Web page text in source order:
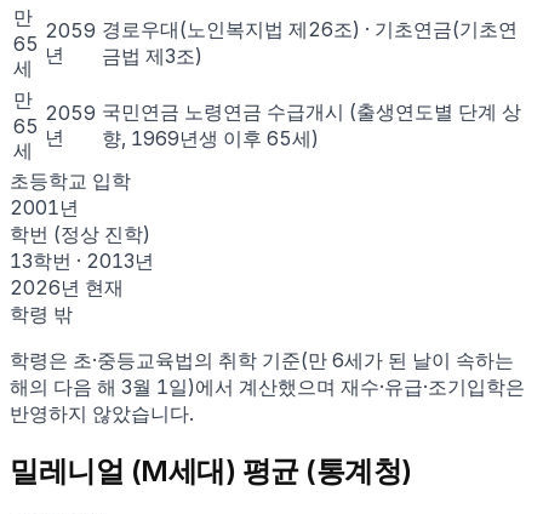
만
65
세
2059
년
경로우대(노인복지법 제26조) · 기초연금(기초연
금법 제3조)
만
65
세
2059
년
국민연금 노령연금 수급개시 (출생연도별 단계 상
향, 1969년생 이후 65세)
초등학교 입학
2001년
학번 (정상 진학)
13학번 · 2013년
2026년 현재
학령 밖
학령은 초·중등교육법의 취학 기준(만 6세가 된 날이 속하는
해의 다음 해 3월 1일)에서 계산했으며 재수·유급·조기입학은
반영하지 않았습니다.
밀레니얼 (M세대) 평균 (통계청)